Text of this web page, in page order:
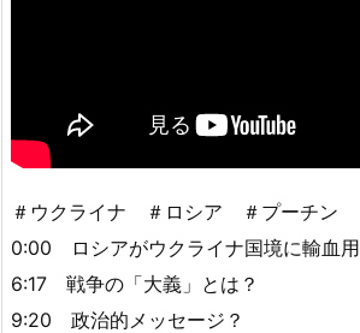
＃ウクライナ ＃ロシア ＃プーチン
0:00 ロシアがウクライナ国境に輸血用
6:17 戦争の「大義」とは？
9:20 政治的メッセージ？